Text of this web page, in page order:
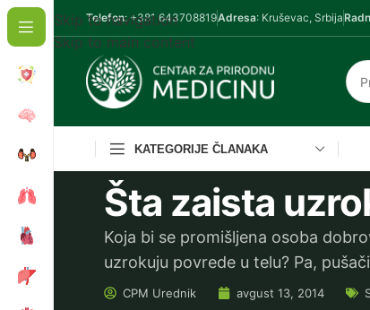
Skip to navigation
Skip to main content
Telefon: +381 643708819Adresa: Kruševac, Srbija
KATEGORIJE ČLANAKA
Šta zaista
Koja bi se promišljena osoba
uzrokuju povrede u telu? Pa,
CPM Urednik avgust 13, 2014